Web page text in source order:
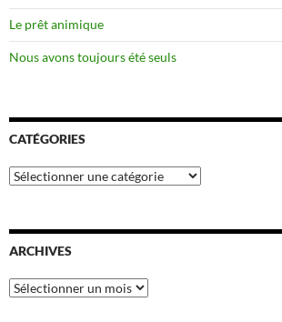
Le prêt animique
Nous avons toujours été seuls
CATÉGORIES
Catégories
ARCHIVES
Archives